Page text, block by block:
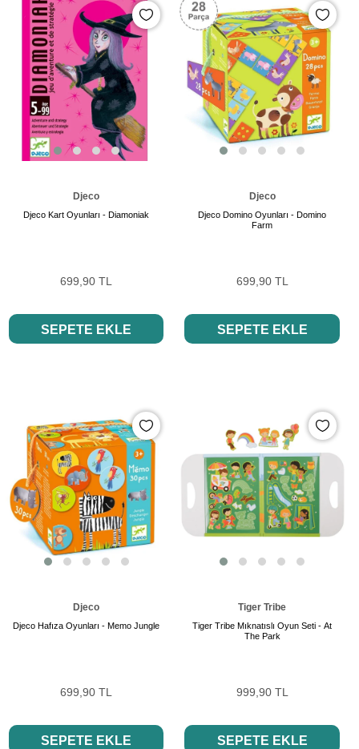
Djeco
Djeco Kart Oyunları - Diamoniak
699,90 TL
SEPETE EKLE
Djeco
Djeco Domino Oyunları - Domino
Farm
699,90 TL
SEPETE EKLE
Djeco
Djeco Hafıza Oyunları - Memo Jungle
699,90 TL
SEPETE EKLE
Tiger Tribe
Tiger Tribe Mıknatıslı Oyun Seti - At
The Park
999,90 TL
SEPETE EKLE